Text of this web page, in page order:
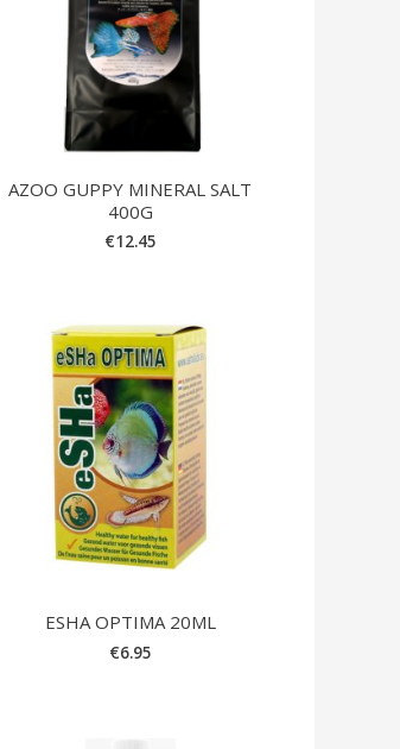
AZOO GUPPY MINERAL SALT
400G
€12.45
ESHA OPTIMA 20ML
€6.95